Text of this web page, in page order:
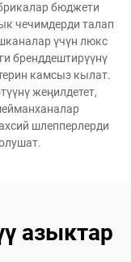
бюджети
чечимдерди талап
үчүн люкс
бренддештирүүнү
камсыз кылат.
жеңилдетет,
шлепперлерди
азыктар